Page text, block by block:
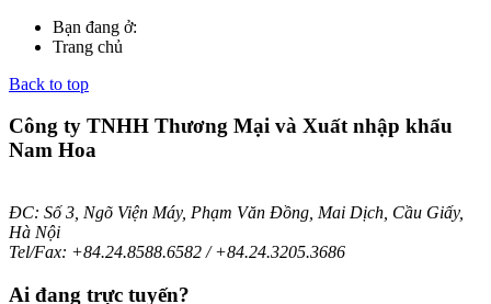
Bạn đang ở:
Trang chủ
Back to top
Công ty TNHH Thương Mại và Xuất nhập khẩu
Nam Hoa
ĐC: Số 3, Ngõ Viện Máy, Phạm Văn Đồng, Mai Dịch, Cầu Giấy,
Hà Nội
Tel/Fax: +84.24.8588.6582 / +84.24.3205.3686
Ai đang trực tuyến?